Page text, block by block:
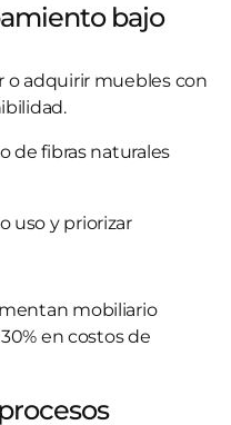
bajo
o adquirir muebles con
de fibras naturales
uso y priorizar
mobiliario
en costos de